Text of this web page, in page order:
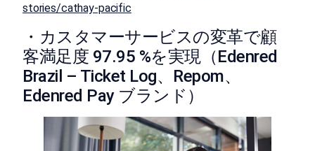
stories/cathay-pacific
・カスタマーサービスの変革で顧
客満足度 97.95 %を実現（Edenred
Brazil – Ticket Log、Repom、
Edenred Pay ブランド）